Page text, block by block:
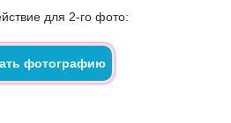
для 2-го фото: